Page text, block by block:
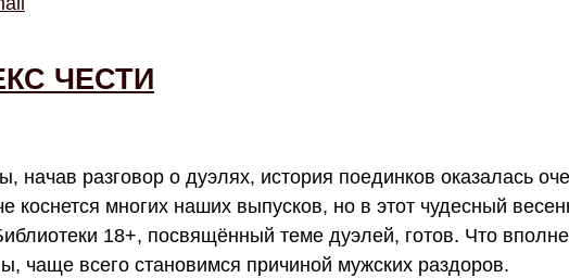
ЧЕСТИ
разговор о дуэлях, история поединков оказалась
коснется многих наших выпусков, но в этот чудесный
18+, посвящённый теме дуэлей, готов. Что вполне
всего становимся причиной мужских раздоров.